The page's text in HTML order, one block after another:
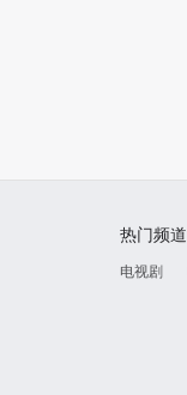
热门频道
电视剧